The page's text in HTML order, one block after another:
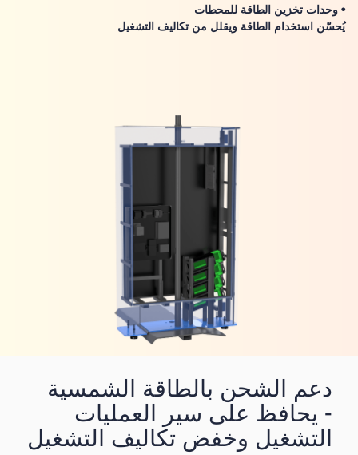
• وحدات تخزين الطاقة للمحطات
يُحسّن استخدام الطاقة ويقلل من تكاليف التشغيل
دعم الشحن بالطاقة الشمسية
- يحافظ على سير العمليات
التشغيل وخفض تكاليف التشغيل